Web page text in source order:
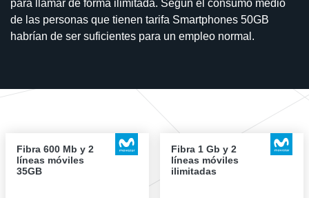
para llamar de forma ilimitada. Según el consumo medio
de las personas que tienen tarifa Smartphones 50GB
habrían de ser suficientes para un empleo normal.
Fibra 600 Mb y 2
líneas móviles
35GB
Fibra 1 Gb y 2
líneas móviles
ilimitadas